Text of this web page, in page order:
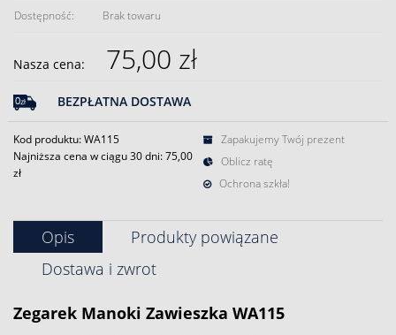
Dostępność: Brak towaru
Nasza cena: 75,00 zł
BEZPŁATNA DOSTAWA
Kod produktu: WA115
Najniższa cena w ciągu 30 dni:75,00
zł
Zapakujemy Twój prezent
Oblicz ratę
Ochrona szkła!
Opis
Produkty powiązane
Dostawa i zwrot
Zegarek Manoki Zawieszka WA115